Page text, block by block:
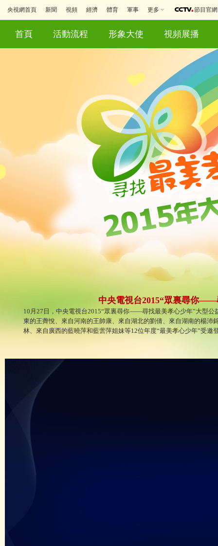
央視網首頁 新聞 視頻 經濟 體育 軍事 更多 節目官網
首頁 活動流程 形象大使 視頻展播
中央電視台2015“眾裏尋你——
10月27日，中央電視台2015“眾裏尋你——尋找最美孝心少年”大型
東的王薺悅、來自河南的王帥康、來自湖北的劉倩、來自湖南的楊
林、來自廣西的藍曉萍和藍蕓萍姐妹等12位年度“最美孝心少年”受邀